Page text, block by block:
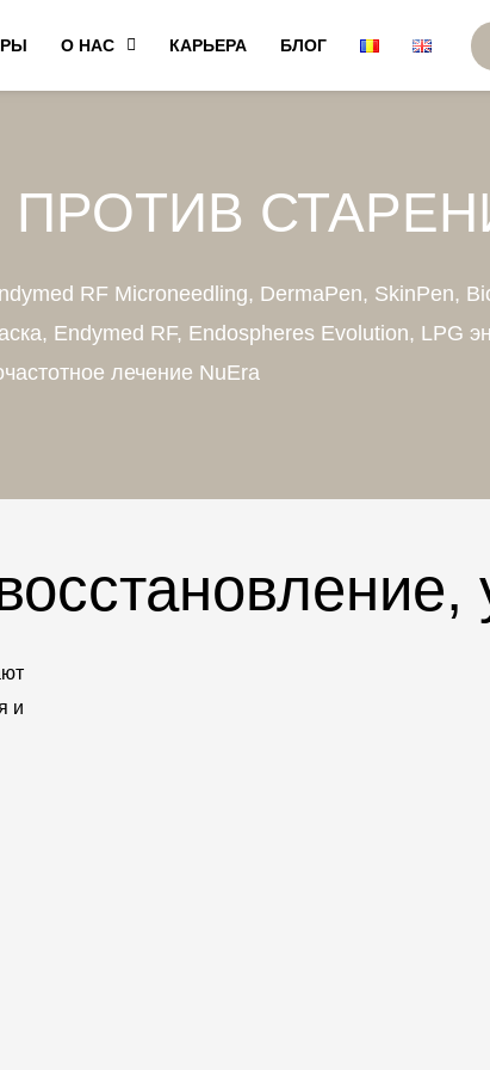
О НАС КАРЬЕРА БЛОГ
RF Microneedling, DermaPen, SkinPen,
Endymed RF, Endospheres Evolution, LPG
лечение NuEra
и